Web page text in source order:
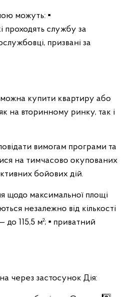
можуть: ▪️
проходять службу за
призвані за
купити квартиру або
на вторинному ринку, так і
вимогам програми та
на тимчасово окупованих
бойових дій.
щодо максимальної площі
незалежно від кількості
до 115,5 м²; ▪️ приватний
через застосунок Дія: